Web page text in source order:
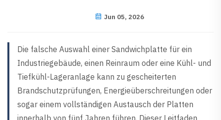
Jun 05, 2026
Die falsche Auswahl einer Sandwichplatte für ein
Industriegebäude, einen Reinraum oder eine Kühl- und
Tiefkühl-Lageranlage kann zu gescheiterten
Brandschutzprüfungen, Energieüberschreitungen oder
sogar einem vollständigen Austausch der Platten